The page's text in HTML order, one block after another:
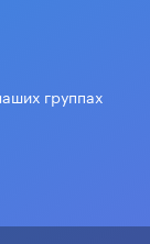
группах